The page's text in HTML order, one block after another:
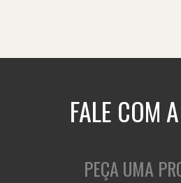
FALE COM
PEÇA UMA